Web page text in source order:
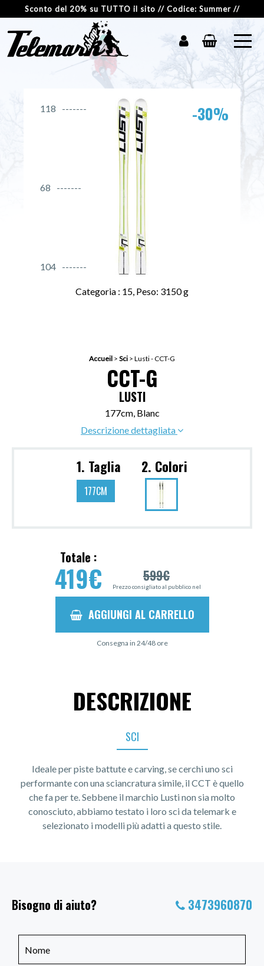
Sconto del 20% su TUTTO il sito // Codice: Summer //
118
68
104
-30%
Categoria : 15, Peso: 3150 g
Accueil > Sci > Lusti - CCT-G
CCT-G
LUSTI
177cm, Blanc
Descrizione dettagliata
1. Taglia
177CM
2. Colori
Totale :
419€ 599€
Prezzo consigliato al pubblico nel
AGGIUNGI AL CARRELLO
Consegna in 24/48 ore
DESCRIZIONE
SCI
Ideale per piste battute e carving, se cerchi uno sci
performante con una sciancratura simile, il CCT è quello
che fa per te. Sebbene il marchio Lusti non sia molto
conosciuto, abbiamo testato i loro sci da telemark e
selezionato i modelli più adatti a questo stile.
Bisogno di aiuto? 3473960870